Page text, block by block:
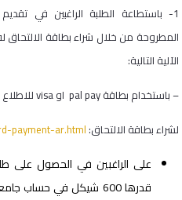
1- باستطاعة الطلبة الراغبين في
الآلية التالية:
– باستخدام بطاقةpal pay اوvisa
لشراء بطاقة الالتحاق:payment-ar.html
على الراغبين في الحصول على